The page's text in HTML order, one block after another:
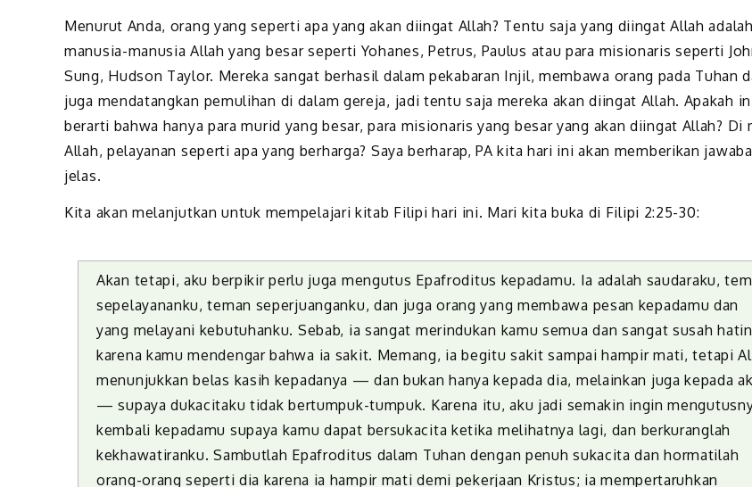
Menurut Anda, orang yang seperti apa yang akan diingat Allah? Tentu saja yang diingat Allah adalah
manusia-manusia Allah yang besar seperti Yohanes, Petrus, Paulus atau para misionaris seperti
Sung, Hudson Taylor. Mereka sangat berhasil dalam pekabaran Injil, membawa orang pada Tuhan
juga mendatangkan pemulihan di dalam gereja, jadi tentu saja mereka akan diingat Allah. Apakah
berarti bahwa hanya para murid yang besar, para misionaris yang besar yang akan diingat Allah? Di
Allah, pelayanan seperti apa yang berharga? Saya berharap, PA kita hari ini akan memberikan
jelas.
Kita akan melanjutkan untuk mempelajari kitab Filipi hari ini. Mari kita buka di Filipi 2:25-30:
Akan tetapi, aku berpikir perlu juga mengutus Epafroditus kepadamu. Ia adalah saudaraku,
sepelayananku, teman seperjuanganku, dan juga orang yang membawa pesan kepadamu dan
yang melayani kebutuhanku. Sebab, ia sangat merindukan kamu semua dan sangat susah
karena kamu mendengar bahwa ia sakit. Memang, ia begitu sakit sampai hampir mati, tetapi
menunjukkan belas kasih kepadanya — dan bukan hanya kepada dia, melainkan juga kepada
— supaya dukacitaku tidak bertumpuk-tumpuk. Karena itu, aku jadi semakin ingin
kembali kepadamu supaya kamu dapat bersukacita ketika melihatnya lagi, dan berkuranglah
kekhawatiranku. Sambutlah Epafroditus dalam Tuhan dengan penuh sukacita dan hormatilah
orang-orang seperti dia karena ia hampir mati demi pekerjaan Kristus; ia mempertaruhkan